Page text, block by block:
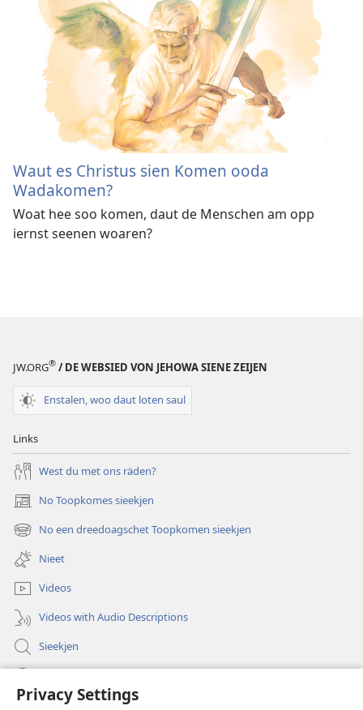
Privacy Settings
Waut es Christus sien Komen ooda
Wadakomen?
Woat hee soo komen, daut de Menschen am opp
iernst seenen woaren?
JW.ORG® / DE WEBSIED VON JEHOWA SIENE ZEIJEN
Enstalen, woo daut loten saul
Links
West du met ons räden?
No Toopkomes sieekjen
(opens
new
window)
No een dreedoagschet Toopkomen sieekjen
(opens
new
window)
Nieet
Videos
Videos with Audio Descriptions
Sieekjen